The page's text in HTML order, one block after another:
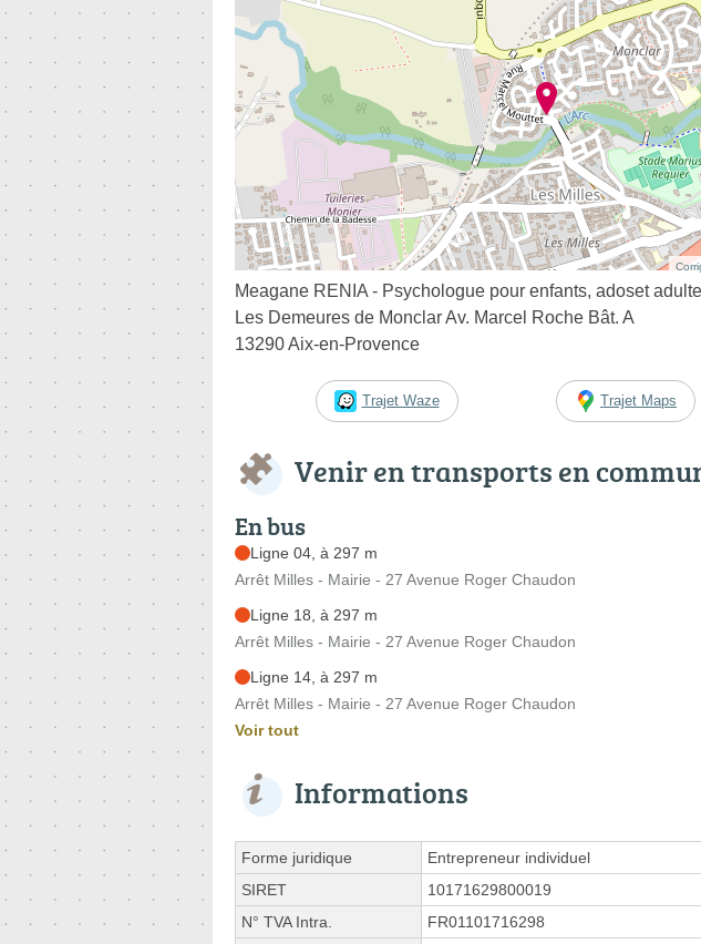
Meagane RENIA - Psychologue pour enfants, adoset
Les Demeures de Monclar Av. Marcel Roche Bât. A
13290 Aix-en-Provence
Trajet Waze Trajet Maps
Venir en transports en
En bus
Ligne 04, à 297 m
Arrêt Milles - Mairie - 27 Avenue Roger Chaudon
Ligne 18, à 297 m
Arrêt Milles - Mairie - 27 Avenue Roger Chaudon
Ligne 14, à 297 m
Arrêt Milles - Mairie - 27 Avenue Roger Chaudon
Voir tout
Informations
Forme juridique
Entrepreneur individuel
SIRET
10171629800019
N° TVA Intra.
FR01101716298